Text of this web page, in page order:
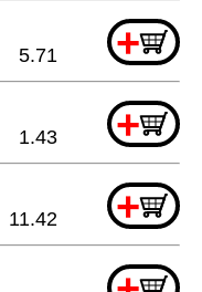
+
5.71
+
1.43
+
11.42